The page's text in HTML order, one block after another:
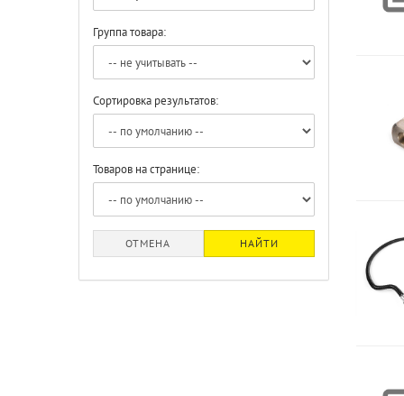
Группа товара:
Сортировка результатов:
Товаров на странице:
ОТМЕНА НАЙТИ